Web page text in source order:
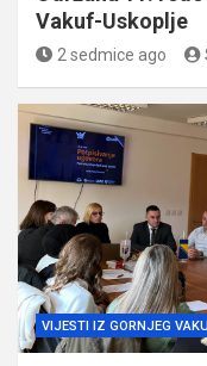
Vakuf-Uskoplje
2 sedmice ago
VIJESTI IZ GORNJEG